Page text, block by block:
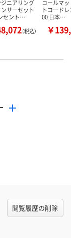
ニアリング
サーセット
セント…
（税込）
コールマッ
トコード
00 日本…
￥
閲覧履歴の削除